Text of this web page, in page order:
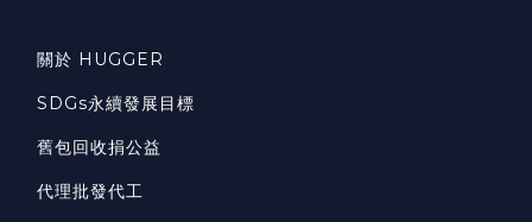
關於 HUGGER
SDGs永續發展目標
舊包回收捐公益
代理批發代工